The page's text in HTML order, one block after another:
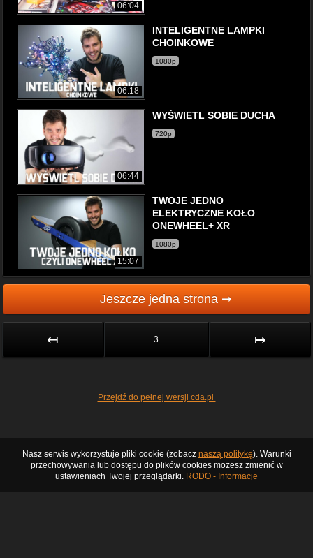
06:04
06:18
INTELIGENTNE LAMPKI
CHOINKOWE
1080p
06:44
WYŚWIETL SOBIE DUCHA
720p
15:07
TWOJE JEDNO
ELEKTRYCZNE KOŁO
ONEWHEEL+ XR
1080p
Jeszcze jedna strona ➞
↤ 3 ↦
Przejdź do pełnej wersji cda.pl
Nasz serwis wykorzystuje pliki cookie (zobacz naszą politykę). Warunki
przechowywania lub dostępu do plików cookies możesz zmienić w
ustawieniach Twojej przeglądarki. RODO - Informacje